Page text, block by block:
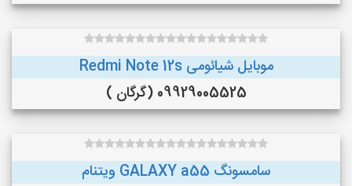
موبایل شیائومی Redmi Note 12s
09929005525 (گرگان )
سامسونگ GALAXY a55 ویتنام